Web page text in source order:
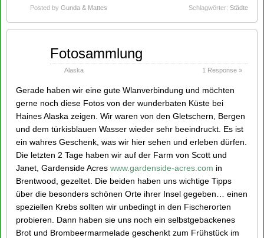
Posted by Gunda & Mattes Schlagwörter: Städte
Fotosammlung
Alaska 1 Response »
Gerade haben wir eine gute Wlanverbindung und möchten
gerne noch diese Fotos von der wunderbaten Küste bei
Haines Alaska zeigen. Wir waren von den Gletschern, Bergen
und dem türkisblauen Wasser wieder sehr beeindruckt. Es ist
ein wahres Geschenk, was wir hier sehen und erleben dürfen.
Die letzten 2 Tage haben wir auf der Farm von Scott und
Janet, Gardenside Acres www.gardenside-acres.com in
Brentwood, gezeltet. Die beiden haben uns wichtige Tipps
über die besonders schönen Orte ihrer Insel gegeben… einen
speziellen Krebs sollten wir unbedingt in den Fischerorten
probieren. Dann haben sie uns noch ein selbstgebackenes
Brot und Brombeermarmelade geschenkt zum Frühstück im